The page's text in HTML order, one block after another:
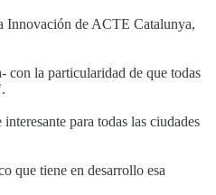
Innovación de ACTE Catalunya,
con la particularidad de que todas
para todas las ciudades
que tiene en desarrollo esa